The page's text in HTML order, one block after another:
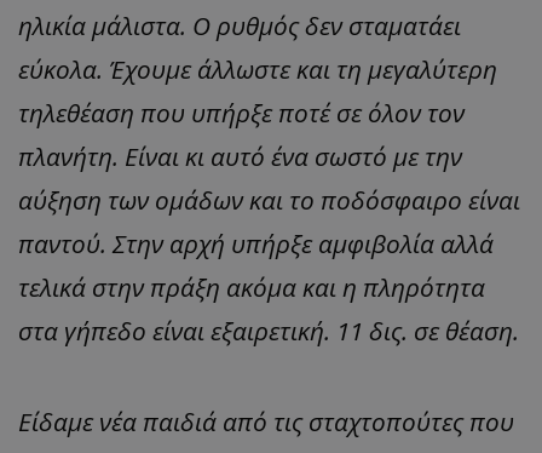
ηλικία μάλιστα. Ο ρυθμός δεν σταματάει
εύκολα. Έχουμε άλλωστε και τη μεγαλύτερη
τηλεθέαση που υπήρξε ποτέ σε όλον τον
πλανήτη. Είναι κι αυτό ένα σωστό με την
αύξηση των ομάδων και το ποδόσφαιρο είναι
παντού. Στην αρχή υπήρξε αμφιβολία αλλά
τελικά στην πράξη ακόμα και η πληρότητα
στα γήπεδο είναι εξαιρετική. 11 δις. σε θέαση.
Είδαμε νέα παιδιά από τις σταχτοπούτες που